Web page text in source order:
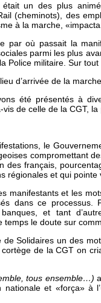
un des plus
(cheminots), des
à la marche,
par où passait la
parmi les plus
Police militaire. Sur
d’arrivée de la
été présentés à
de celle de la CGT,
le
compromettant
des français,
régionales et qui
manifestants et les
dans ce processus.
et tant
temps le doute sur
Solidaires un des
de la CGT on
tous ensemble…)
nationale et «força» à